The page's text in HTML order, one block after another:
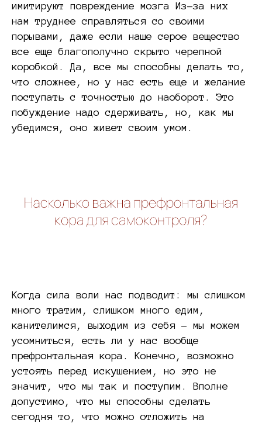
имитируют повреждение мозга Из-за них
нам труднее справляться со своими
порывами, даже если наше серое вещество
все еще благополучно скрыто черепной
коробкой. Да, все мы способны делать то,
что сложнее, но у нас есть еще и желание
поступать с точностью до наоборот. Это
побуждение надо сдерживать, но, как мы
убедимся, оно живет своим умом.
Когда сила воли нас подводит: мы слишком
много тратим, слишком много едим,
канителимся, выходим из себя – мы можем
усомниться, есть ли у нас вообще
префронтальная кора. Конечно, возможно
устоять перед искушением, но это не
значит, что мы так и поступим. Вполне
допустимо, что мы способны сделать
сегодня то, что можно отложить на